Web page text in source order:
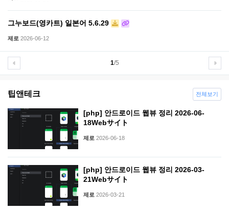
그누보드(영카트) 일본어 5.6.29
제로 2026-06-12
1/5
팁앤테크
[php] 안드로이드 웹뷰 정리 2026-06-
18Webサイト
제로 2026-06-18
[php] 안드로이드 웹뷰 정리 2026-03-
21Webサイト
제로 2026-03-21
전체보기